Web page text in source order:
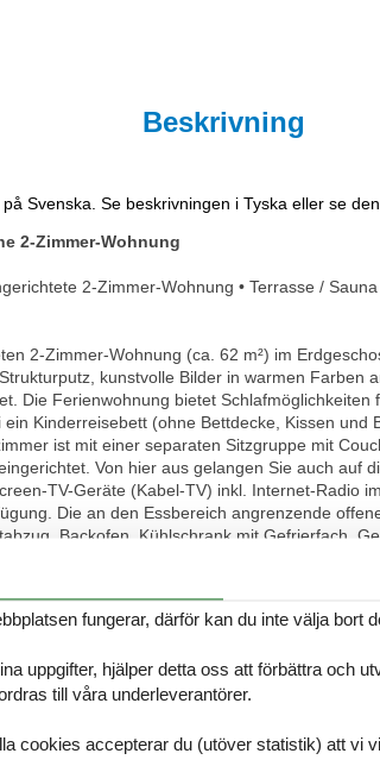
Beskrivning
Svenska. Se beskrivningen i Tyska eller se
2-Zimmer-Wohnung
2-Zimmer-Wohnung • Terrasse /
2-Zimmer-Wohnung (ca. 62 m²) im
kunstvolle Bilder in warmen Farben
Die Ferienwohnung bietet
Kinderreisebett (ohne Bettdecke, Kissen
ist mit einer separaten Sitzgruppe mit
Von hier aus gelangen Sie auch auf
TV-Geräte (Kabel-TV) inkl. Internet-Radio
Die an den Essbereich angrenzende
Backofen, Kühlschrank mit Gefrierfach,
Gläsern, Besteck und Töpfen vollständig
Nachttischen sowie einem geräumigen
für eine weitere 3. Person bietet ein auf
mit ebenerdigem Einstieg, WC sowie
Sitz- und Liegemöbeln erreichen Sie vom
steht Ihnen im Erdgeschoss der
und ein Wäschetrockner können von
Fahrstuhl erreicht werden. Ihr Auto können
Ihre Fahrräder können im großen
bei einem Fahrradverleih in unmittelbarer
fungerar, därför kan du inte välja bort
uppgifter, hjälper detta oss att förbättra och
till våra underleverantörer.
cookies accepterar du (utöver statistik) att vi